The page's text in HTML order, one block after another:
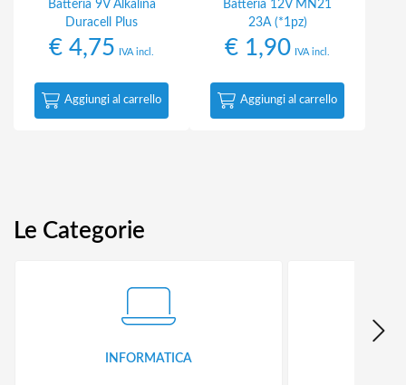
Batteria 9V Alkalina
Duracell Plus
€ 4,75 IVA incl.
Aggiungi al carrello
Batteria 12V MN21
23A (*1pz)
€ 1,90 IVA incl.
Aggiungi al carrello
Le Categorie
INFORMATICA